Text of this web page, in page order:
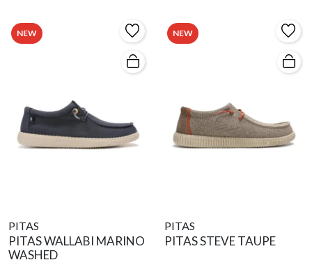
NEW
PITAS
PITAS WALLABI MARINO
WASHED
NEW
PITAS
PITAS STEVE TAUPE